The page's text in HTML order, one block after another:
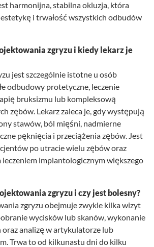
harmonijna, stabilna okluzja, która
i trwałość wszystkich odbudów
zgryzu i kiedy lekarz je
jest szczególnie istotne u osób
odbudowy protetyczne, leczenie
bruksizmu lub kompleksową
zębów. Lekarz zaleca je, gdy występują
stawów, ból mięśni, nadmierne
pęknięcia i przeciążenia zębów. Jest
po utracie wielu zębów oraz
implantologicznym większego
zgryzu i czy jest bolesny?
zgryzu obejmuje zwykle kilka wizyt
wycisków lub skanów, wykonanie
oraz analizę w artykulatorze lub
Trwa to od kilkunastu dni do kilku